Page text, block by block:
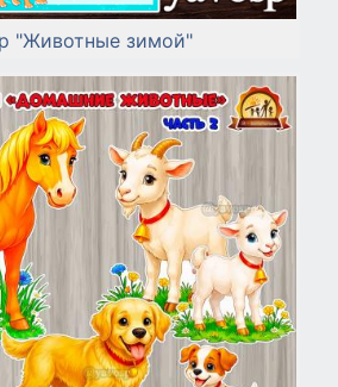
"Животные зимой"